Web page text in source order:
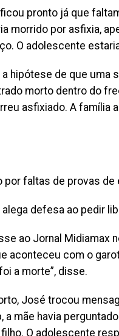
pronto já que
morrido por asfixia,
O adolescente
hipótese de que uma
morto dentro do
asfixiado. A família
faltas de provas
alega defesa ao pedir
ao Jornal Midiamax
aconteceu com o
a morte”, disse.
José trocou
a mãe havia
O adolescente